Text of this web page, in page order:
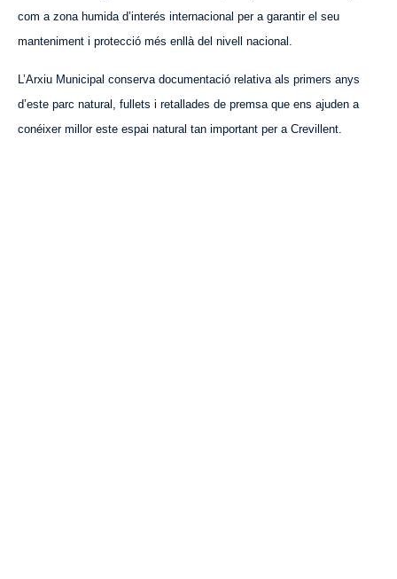
com a zona humida d’interés internacional per a garantir el seu
manteniment i protecció més enllà del nivell nacional.
L’Arxiu Municipal conserva documentació relativa als primers anys
d’este parc natural, fullets i retallades de premsa que ens ajuden a
conéixer millor este espai natural tan important per a Crevillent.